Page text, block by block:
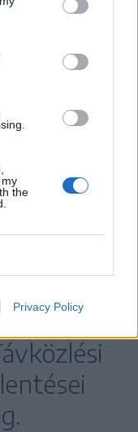
the
Privacy Policy
testület
és úgy
a teljes
szerint